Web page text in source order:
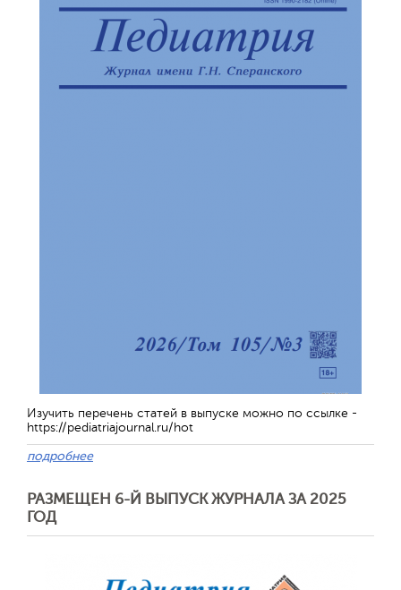
Изучить перечень статей в выпуске можно по ссылке -
https://pediatriajournal.ru/hot
подробнее
РАЗМЕЩЕН 6-Й ВЫПУСК ЖУРНАЛА ЗА 2025
ГОД